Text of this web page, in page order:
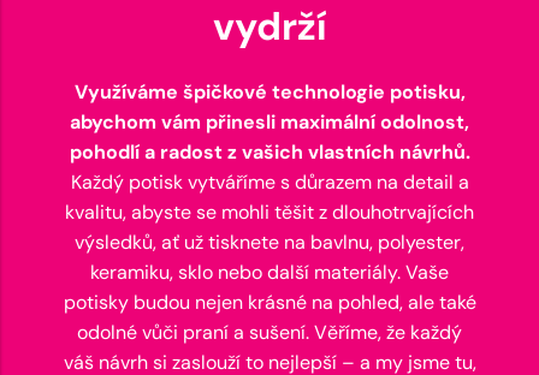
vydrží
Využíváme špičkové technologie potisku,
abychom vám přinesli maximální odolnost,
pohodlí a radost z vašich vlastních návrhů.
Každý potisk vytváříme s důrazem na detail a
kvalitu, abyste se mohli těšit z dlouhotrvajících
výsledků, ať už tisknete na bavlnu, polyester,
keramiku, sklo nebo další materiály. Vaše
potisky budou nejen krásné na pohled, ale také
odolné vůči praní a sušení. Věříme, že každý
váš návrh si zaslouží to nejlepší – a my jsme tu,